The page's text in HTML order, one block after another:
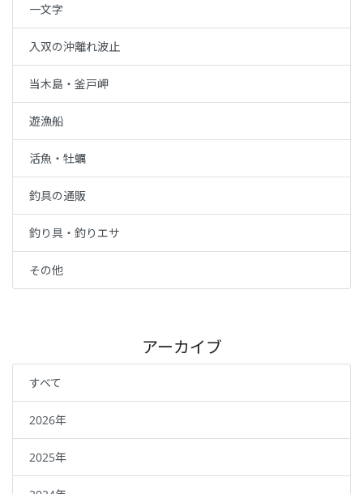
一文字
入双の沖離れ波止
当木島・釜戸岬
遊漁船
活魚・牡蠣
釣具の通販
釣り具・釣りエサ
その他
アーカイブ
すべて
2026年
2025年